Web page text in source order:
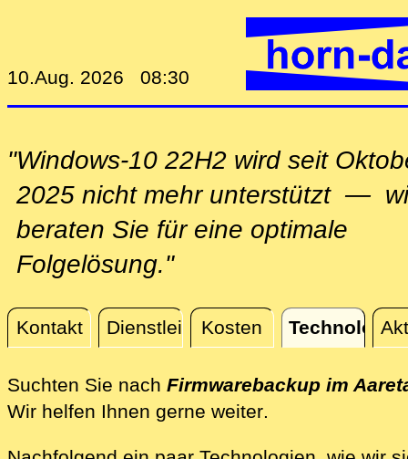
10.Aug. 2026 08:30
"Windows-10 22H2 wird seit
2025 nicht mehr unterstützt —
beraten Sie für eine optimale
Folgelösung."
Kontakt Dienstleistungen
Kosten Technologie
Technologie
Suchten Sie nach Firmwarebackup im
Wir helfen Ihnen gerne weiterdirekt vor Ort
.